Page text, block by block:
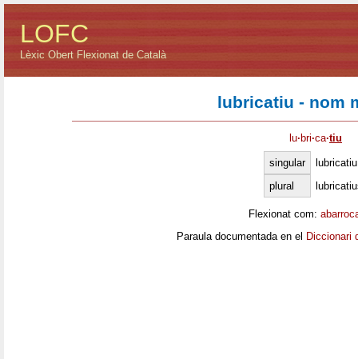
LOFC
Lèxic Obert Flexionat de Català
lubricatiu - nom
lu· bri·ca·tiu
singular
lubricatiu
plural
Flexionat com:
Paraula documentada en el Diccionari